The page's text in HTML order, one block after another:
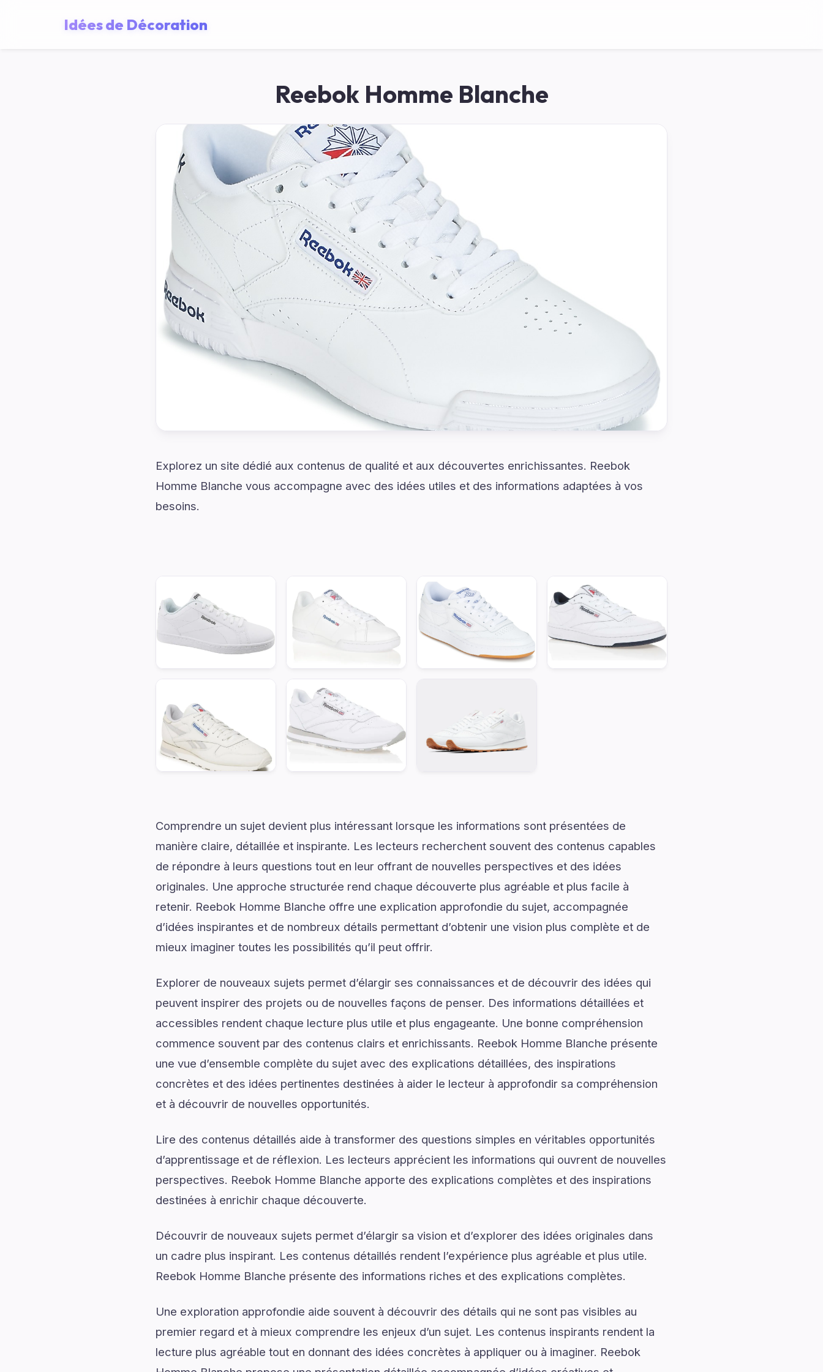
Idées de Décoration
Reebok Homme Blanche
Explorez un site dédié aux contenus de qualité et aux découvertes enrichissantes. Reebok
Homme Blanche vous accompagne avec des idées utiles et des informations adaptées à vos
besoins.
Comprendre un sujet devient plus intéressant lorsque les informations sont présentées de
manière claire, détaillée et inspirante. Les lecteurs recherchent souvent des contenus capables
de répondre à leurs questions tout en leur offrant de nouvelles perspectives et des idées
originales. Une approche structurée rend chaque découverte plus agréable et plus facile à
retenir. Reebok Homme Blanche offre une explication approfondie du sujet, accompagnée
d’idées inspirantes et de nombreux détails permettant d’obtenir une vision plus complète et de
mieux imaginer toutes les possibilités qu’il peut offrir.
Explorer de nouveaux sujets permet d’élargir ses connaissances et de découvrir des idées qui
peuvent inspirer des projets ou de nouvelles façons de penser. Des informations détaillées et
accessibles rendent chaque lecture plus utile et plus engageante. Une bonne compréhension
commence souvent par des contenus clairs et enrichissants. Reebok Homme Blanche présente
une vue d’ensemble complète du sujet avec des explications détaillées, des inspirations
concrètes et des idées pertinentes destinées à aider le lecteur à approfondir sa compréhension
et à découvrir de nouvelles opportunités.
Lire des contenus détaillés aide à transformer des questions simples en véritables opportunités
d’apprentissage et de réflexion. Les lecteurs apprécient les informations qui ouvrent de nouvelles
perspectives. Reebok Homme Blanche apporte des explications complètes et des inspirations
destinées à enrichir chaque découverte.
Découvrir de nouveaux sujets permet d’élargir sa vision et d’explorer des idées originales dans
un cadre plus inspirant. Les contenus détaillés rendent l’expérience plus agréable et plus utile.
Reebok Homme Blanche présente des informations riches et des explications complètes.
Une exploration approfondie aide souvent à découvrir des détails qui ne sont pas visibles au
premier regard et à mieux comprendre les enjeux d’un sujet. Les contenus inspirants rendent la
lecture plus agréable tout en donnant des idées concrètes à appliquer ou à imaginer. Reebok